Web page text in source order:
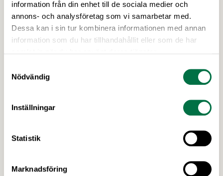
information från din enhet till de sociala medier och
annons- och analysföretag som vi samarbetar med.
Dessa kan i sin tur kombinera informationen med annan
information som du har tillhandahållit eller som de har
Nödvändig
Inställningar
Statistik
Marknadsföring
biologisk mångfald. Det visar rapporten Grön
uppväxling som i dag överlämnas till regeringen
av Livsmedelsföretagen, Arla, Lantmännen, Scan
Sverige och LRF.
livsmedelsberedskapen är fortfarande
28 MAJ 2026